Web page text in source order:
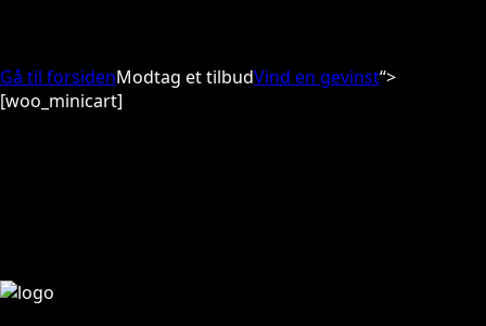
Gå til forsidenModtag et tilbudVind en gevinst“>
[woo_minicart]